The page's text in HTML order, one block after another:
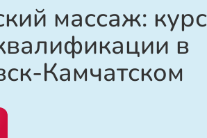
массаж: курс
в
Камчатском